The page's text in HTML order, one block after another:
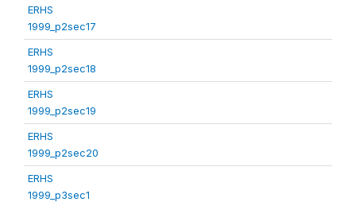
ERHS
1999_p2sec17
ERHS
1999_p2sec18
ERHS
1999_p2sec19
ERHS
1999_p2sec20
ERHS
1999_p3sec1